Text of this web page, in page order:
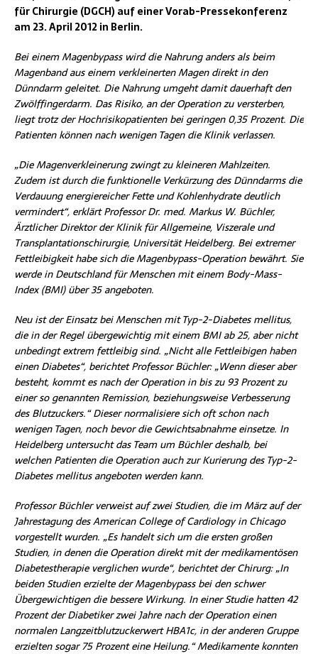
für Chirurgie (DGCH) auf einer Vorab-Pressekonferenz
am 23. April 2012 in Berlin.
Bei einem Magenbypass wird die Nahrung anders als beim
Magenband aus einem verkleinerten Magen direkt in den
Dünndarm geleitet. Die Nahrung umgeht damit dauerhaft den
Zwölffingerdarm. Das Risiko, an der Operation zu versterben,
liegt trotz der Hochrisikopatienten bei geringen 0,35 Prozent. Die
Patienten können nach wenigen Tagen die Klinik verlassen.
„Die Magenverkleinerung zwingt zu kleineren Mahlzeiten.
Zudem ist durch die funktionelle Verkürzung des Dünndarms die
Verdauung energiereicher Fette und Kohlenhydrate deutlich
vermindert“, erklärt Professor Dr. med. Markus W. Büchler,
Ärztlicher Direktor der Klinik für Allgemeine, Viszerale und
Transplantationschirurgie, Universität Heidelberg. Bei extremer
Fettleibigkeit habe sich die Magenbypass-Operation bewährt. Sie
werde in Deutschland für Menschen mit einem Body-Mass-
Index (BMI) über 35 angeboten.
Neu ist der Einsatz bei Menschen mit Typ-2-Diabetes mellitus,
die in der Regel übergewichtig mit einem BMI ab 25, aber nicht
unbedingt extrem fettleibig sind. „Nicht alle Fettleibigen haben
einen Diabetes“, berichtet Professor Büchler: „Wenn dieser aber
besteht, kommt es nach der Operation in bis zu 93 Prozent zu
einer so genannten Remission, beziehungsweise Verbesserung
des Blutzuckers.“ Dieser normalisiere sich oft schon nach
wenigen Tagen, noch bevor die Gewichtsabnahme einsetze. In
Heidelberg untersucht das Team um Büchler deshalb, bei
welchen Patienten die Operation auch zur Kurierung des Typ-2-
Diabetes mellitus angeboten werden kann.
Professor Büchler verweist auf zwei Studien, die im März auf der
Jahrestagung des American College of Cardiology in Chicago
vorgestellt wurden. „Es handelt sich um die ersten großen
Studien, in denen die Operation direkt mit der medikamentösen
Diabetestherapie verglichen wurde“, berichtet der Chirurg: „In
beiden Studien erzielte der Magenbypass bei den schwer
Übergewichtigen die bessere Wirkung. In einer Studie hatten 42
Prozent der Diabetiker zwei Jahre nach der Operation einen
normalen Langzeitblutzuckerwert HBA1c, in der anderen Gruppe
erzielten sogar 75 Prozent eine Heilung.“ Medikamente konnten